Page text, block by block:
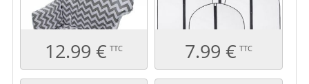
12.99 € TTC 7.99 € TTC